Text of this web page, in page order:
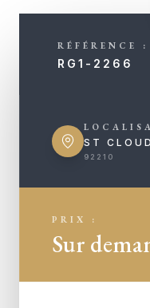
RÉFÉRENCE :
RG1-2266
ST CLOUD
92210
PRIX :
Sur